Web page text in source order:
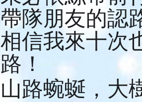
帶隊朋友的認
相信我來十次
路！
山路蜿蜒，大